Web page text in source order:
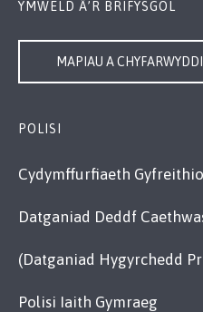
YMWELD Â’R BRIFYSGOL
MAPIAU A
POLISI
Cydymffurfiaeth
Datganiad Deddf
(Datganiad Hygyrchedd
Polisi Iaith Gymraeg